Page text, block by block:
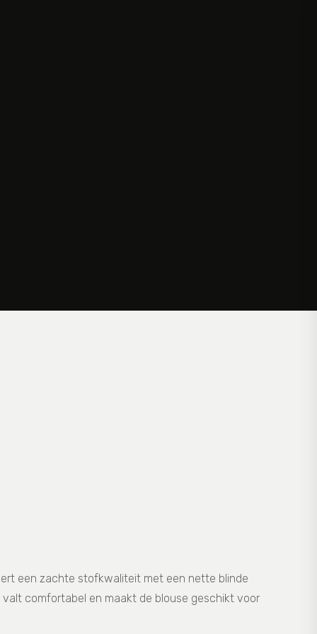
een zachte stofkwaliteit met een nette blinde
valt comfortabel en maakt de blouse geschikt voor